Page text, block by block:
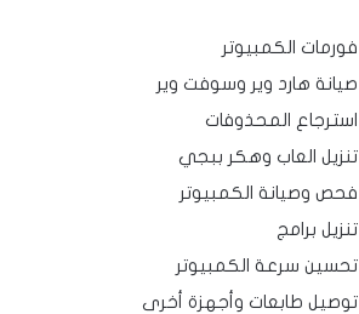
فورمات الكمبيوتر
صيانة هارد وير وسوفت وير
استرجاع المحذوفات
تنزيل العاب وهكر ببجي
فحص وصيانة الكمبيوتر
تنزيل برامج
تحسين سرعة الكمبيوتر
توصيل طابعات وأجهزة أخرى